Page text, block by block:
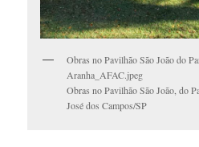
Obras no Pavilhão São João do
Aranha_AFAC.jpeg
Obras no Pavilhão São João, do
José dos Campos/SP